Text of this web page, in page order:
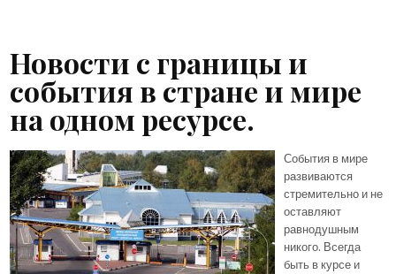
Новости с границы и
события в стране и мире
на одном ресурсе.
События в мире
развиваются
стремительно и не
оставляют
равнодушным
никого. Всегда
быть в курсе и